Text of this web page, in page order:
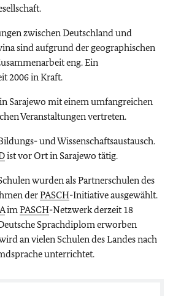
zwischen Deutschland und
sind aufgrund der geographischen
eng. Ein
2006 in Kraft.
Sarajewo mit einem umfangreichen
Veranstaltungen vertreten.
und Wissenschaftsaustausch.
ist vor Ort in Sarajewo tätig.
wurden als Partnerschulen des
derPASCH-Initiative ausgewählt.
imPASCH-Netzwerk derzeit 18
Sprachdiplom erworben
an vielen Schulen des Landes nach
unterrichtet.